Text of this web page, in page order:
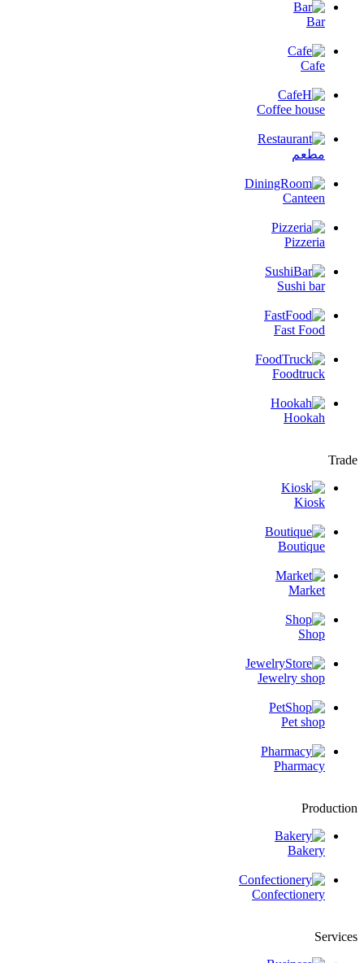
Bar
Cafe
Coffee house
مطعم
Canteen
Pizzeria
Sushi bar
Fast Food
Foodtruck
Hookah
Trade
Kiosk
Boutique
Market
Shop
Jewelry shop
Pet shop
Pharmacy
Production
Bakery
Confectionery
Services